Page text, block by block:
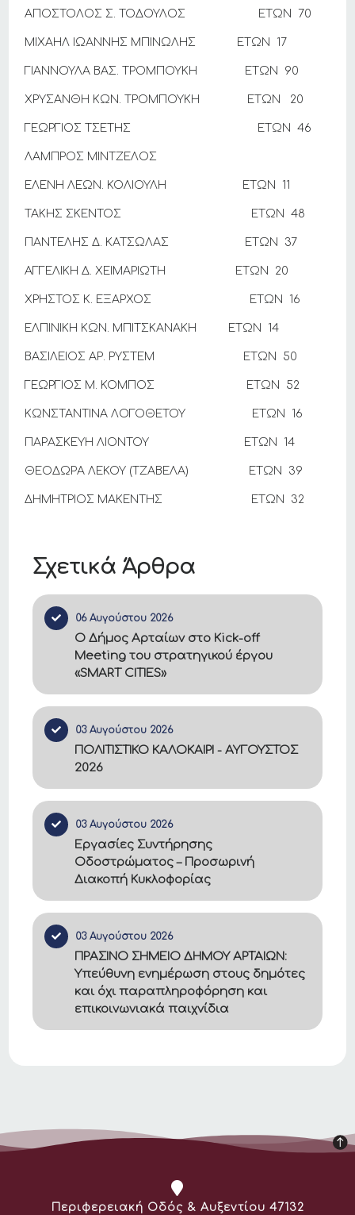
Σχετικά Άρθρα
06 Αυγούστου 2026
Ο Δήμος Αρταίων στο Kick-off
Meeting του στρατηγικού έργου
«SMART CITIES»
03 Αυγούστου 2026
ΠΟΛΙΤΙΣΤΙΚΟ ΚΑΛΟΚΑΙΡΙ - ΑΥΓΟΥΣΤΟΣ
2026
03 Αυγούστου 2026
Εργασίες Συντήρησης
Οδοστρώματος – Προσωρινή
Διακοπή Κυκλοφορίας
03 Αυγούστου 2026
ΠΡΑΣΙΝΟ ΣΗΜΕΙΟ ΔΗΜΟΥ ΑΡΤΑΙΩΝ:
Υπεύθυνη ενημέρωση στους δημότες
και όχι παραπληροφόρηση και
επικοινωνιακά παιχνίδια
ΑΠΟΣΤΟΛΟΣ Σ. ΤΟΔΟΥΛΟΣ ΕΤΩΝ 70
ΜΙΧΑΗΛ ΙΩΑΝΝΗΣ ΜΠΙΝΩΛΗΣ ΕΤΩΝ 17
ΓΙΑΝΝΟΥΛΑ ΒΑΣ. ΤΡΟΜΠΟΥΚΗ ΕΤΩΝ 90
ΧΡΥΣΑΝΘΗ ΚΩΝ. ΤΡΟΜΠΟΥΚΗ ΕΤΩΝ 20
ΓΕΩΡΓΙΟΣ ΤΣΕΤΗΣ ΕΤΩΝ 46
ΛΑΜΠΡΟΣ ΜΙΝΤΖΕΛΟΣ
ΕΛΕΝΗ ΛΕΩΝ. ΚΟΛΙΟΥΛΗ ΕΤΩΝ 11
ΤΑΚΗΣ ΣΚΕΝΤΟΣ ΕΤΩΝ 48
ΠΑΝΤΕΛΗΣ Δ. ΚΑΤΣΩΛΑΣ ΕΤΩΝ 37
ΑΓΓΕΛΙΚΗ Δ. ΧΕΙΜΑΡΙΩΤΗ ΕΤΩΝ 20
ΧΡΗΣΤΟΣ Κ. ΕΞΑΡΧΟΣ ΕΤΩΝ 16
ΕΛΠΙΝΙΚΗ ΚΩΝ. ΜΠΙΤΣΚΑΝΑΚΗ ΕΤΩΝ 14
ΒΑΣΙΛΕΙΟΣ ΑΡ. ΡΥΣΤΕΜ ΕΤΩΝ 50
ΓΕΩΡΓΙΟΣ Μ. ΚΟΜΠΟΣ ΕΤΩΝ 52
ΚΩΝΣΤΑΝΤΙΝΑ ΛΟΓΟΘΕΤΟΥ ΕΤΩΝ 16
ΠΑΡΑΣΚΕΥΗ ΛΙΟΝΤΟΥ ΕΤΩΝ 14
ΘΕΟΔΩΡΑ ΛΕΚΟΥ (ΤΖΑΒΕΛΑ) ΕΤΩΝ 39
ΔΗΜΗΤΡΙΟΣ ΜΑΚΕΝΤΗΣ ΕΤΩΝ 32
Διεύθυνση:
Περιφερειακή Οδός & Αυξεντίου 47132